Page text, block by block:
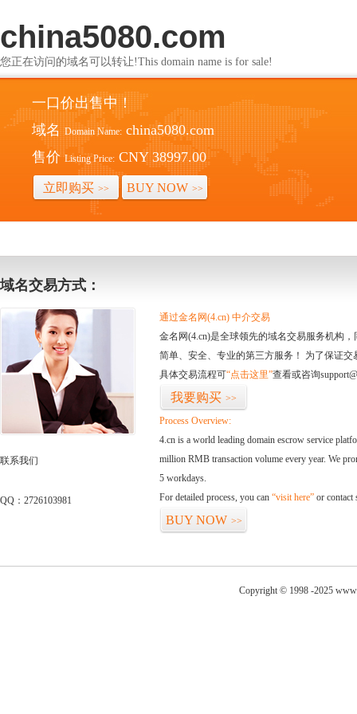
china5080.com
您正在访问的域名可以转让!This domain name is for sale!
一口价出售中！
域名 Domain Name: china5080.com
售价 Listing Price: CNY 38997.00
立即购买 >> BUY NOW >>
域名交易方式：
联系我们
QQ：2726103981
通过金名网(4.cn) 中介交易
金名网(4.cn)是全球领先的域名交易服务机构
简单、安全、专业的第三方服务！ 为了保证
具体交易流程可“点击这里”查看或咨询
我要购买 >>
Process Overview:
4.cn is a world leading domain escrow service
million RMB transaction volume every year. We
5 workdays.
For detailed process, you can “visit here” or contact
BUY NOW >>
Copyright © 1998 -2025